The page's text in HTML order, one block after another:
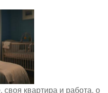
квартира и работа, о